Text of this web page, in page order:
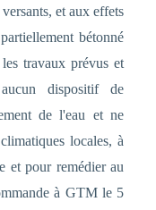
et aux effets
bétonné
travaux prévus et
dispositif de
de l'eau et ne
locales, à
et pour remédier au
à GTM le 5